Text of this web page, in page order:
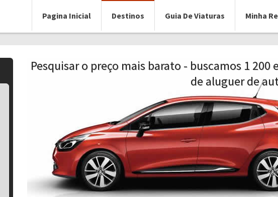
Pagina Inicial Destinos Guia De Viaturas Minha
Pesquisar o preço mais barato - buscamos 1 200
de aluguer de